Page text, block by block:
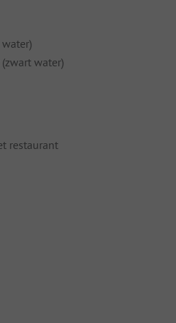
water)
restaurant